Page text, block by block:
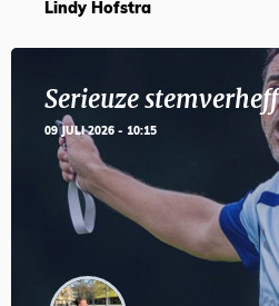
Lindy Hofstra
Serieuze
09 JULI 2026 - 10:15